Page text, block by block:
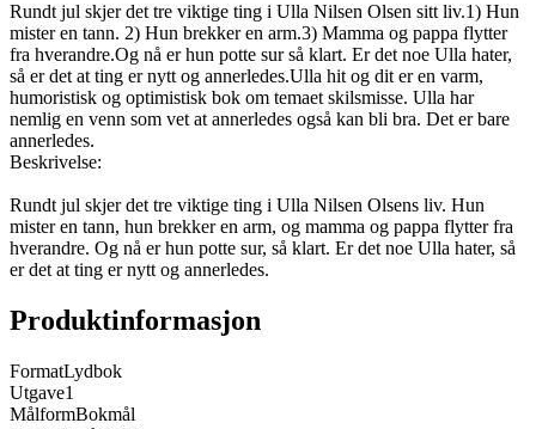
Rundt jul skjer det tre viktige ting i Ulla Nilsen Olsen sitt liv.1) Hun
mister en tann. 2) Hun brekker en arm.3) Mamma og pappa flytter
fra hverandre.Og nå er hun potte sur så klart. Er det noe Ulla hater,
så er det at ting er nytt og annerledes.Ulla hit og dit er en varm,
humoristisk og optimistisk bok om temaet skilsmisse. Ulla har
nemlig en venn som vet at annerledes også kan bli bra. Det er bare
annerledes.
Beskrivelse:
Rundt jul skjer det tre viktige ting i Ulla Nilsen Olsens liv. Hun
mister en tann, hun brekker en arm, og mamma og pappa flytter fra
hverandre. Og nå er hun potte sur, så klart. Er det noe Ulla hater, så
er det at ting er nytt og annerledes.
Produktinformasjon
FormatLydbok
Utgave1
MålformBokmål